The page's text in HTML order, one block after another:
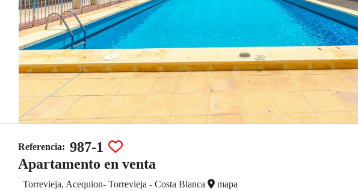
Referencia: 987-1
Apartamento en venta
Torrevieja, Acequion- Torrevieja - Costa Blanca mapa